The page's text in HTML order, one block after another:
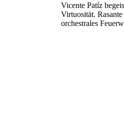
Vicente Patíz
Virtuosität.
orchestrales